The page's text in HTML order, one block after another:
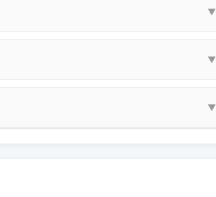
常显示为
实战中高频使用的，要是驱动有错或者不能用，
再采用USB局域网共享方案。
络打
系统架构。
Pro X等 Windows ARM 系统设备，普通的
通电脑用户请忽略本条。
▼
】按钮，软件将自动安全停止后台服务、彻底
▼
▼